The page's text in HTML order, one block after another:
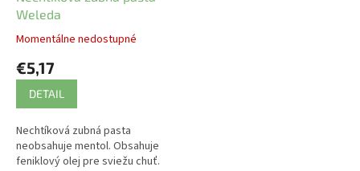
Weleda
Momentálne nedostupné
€5,17
DETAIL
Nechtíková zubná pasta
neobsahuje mentol. Obsahuje
feniklový olej pre sviežu chuť.